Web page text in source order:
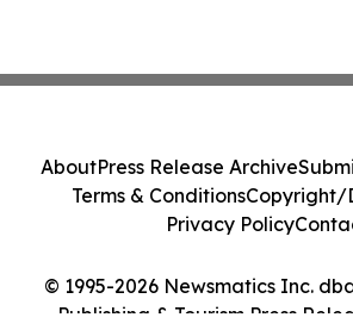
© 1995-2026 Newsmatics Inc.
Publishing & Tourism Press
AboutPress Release Archive
Terms & ConditionsCopyright/
Privacy Policy